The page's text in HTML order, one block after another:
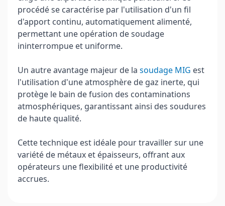
procédé se caractérise par l'utilisation d'un fil
d'apport continu, automatiquement alimenté,
permettant une opération de soudage
ininterrompue et uniforme.
Un autre avantage majeur de la soudage MIG est
l'utilisation d'une atmosphère de gaz inerte, qui
protège le bain de fusion des contaminations
atmosphériques, garantissant ainsi des soudures
de haute qualité.
Cette technique est idéale pour travailler sur une
variété de métaux et épaisseurs, offrant aux
opérateurs une flexibilité et une productivité
accrues.